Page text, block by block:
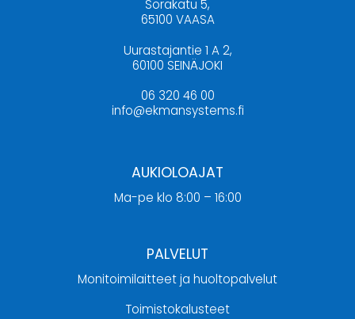
Sorakatu 5,
65100 VAASA
Uurastajantie 1 A 2,
60100 SEINÄJOKI
06 320 46 00
info@ekmansystems.fi
AUKIOLOAJAT
Ma-pe klo 8:00 – 16:00
PALVELUT
Monitoimilaitteet ja huoltopalvelut
Toimistokalusteet